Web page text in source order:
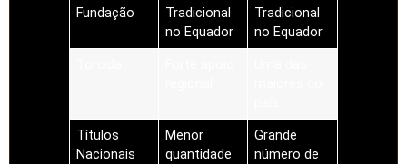
Fundação
Tradicional
no Equador
Tradicional
no Equador
Títulos
Nacionais
Menor
quantidade
Grande
número de